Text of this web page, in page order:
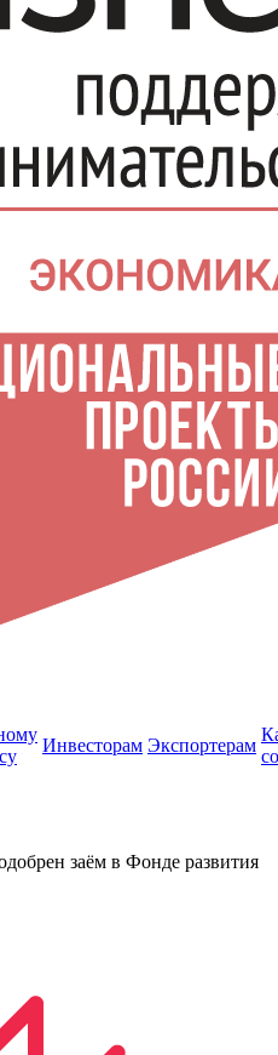
Инвесторам Экспортерам
заём в Фонде развития